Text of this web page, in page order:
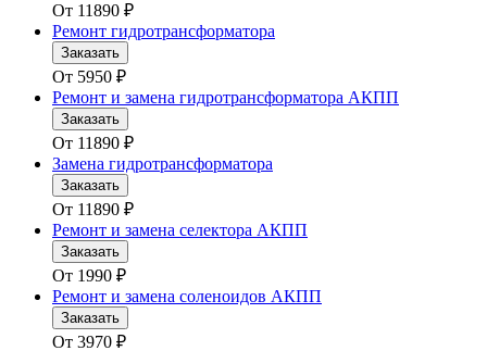
От 11890 ₽
Ремонт гидротрансформатора
Заказать
От 5950 ₽
Ремонт и замена гидротрансформатора АКПП
Заказать
От 11890 ₽
Замена гидротрансформатора
Заказать
От 11890 ₽
Ремонт и замена селектора АКПП
Заказать
От 1990 ₽
Ремонт и замена соленоидов АКПП
Заказать
От 3970 ₽